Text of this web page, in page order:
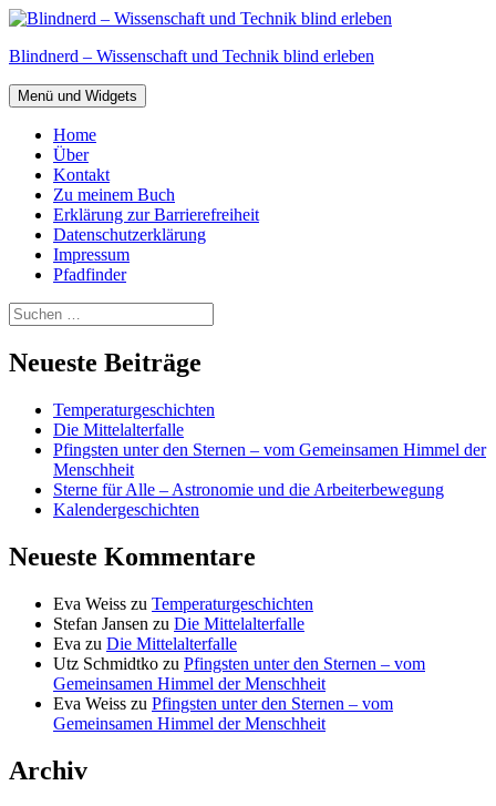
Zum
springen
Blindnerd – Wissenschaft und Technik blind erleben
Menü und Widgets
Home
Über
Kontakt
Zu meinem Buch
Erklärung zur Barrierefreiheit
Datenschutzerklärung
Impressum
Pfadfinder
Suchen
nach:
Neueste Beiträge
Temperaturgeschichten
Die Mittelalterfalle
Pfingsten unter den Sternen – vom Gemeinsamen Himmel der
Menschheit
Sterne für Alle – Astronomie und die Arbeiterbewegung
Kalendergeschichten
Neueste Kommentare
Eva Weiss zu Temperaturgeschichten
Stefan Jansen zu Die Mittelalterfalle
Eva zu Die Mittelalterfalle
Utz Schmidtko zu Pfingsten unter den Sternen – vom
Gemeinsamen Himmel der Menschheit
Eva Weiss zu Pfingsten unter den Sternen – vom
Gemeinsamen Himmel der Menschheit
Archiv